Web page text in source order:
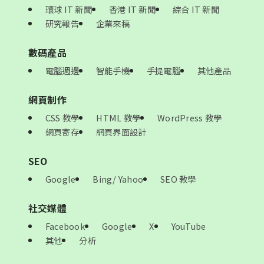
環球 IT 新聞 香港 IT 新聞
綜合 IT 新聞
研究報告
企業來稿
數碼產品
電腦週邊 智能手機 手提電腦 其他產品
網頁制作
CSS 教學 HTML 教學
WordPress 教學
網頁寄存
網頁界面設計
SEO
Google Bing/ Yahoo SEO 教學
社交媒體
Facebook Google X
YouTube
其他
分析